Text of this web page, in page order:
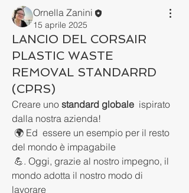
Ornella Zanini
15 aprile 2025
LANCIO DEL CORSAIR
PLASTIC WASTE
REMOVAL STANDARRD
(CPRS)
Creare uno standard globale ispirato
dalla nostra azienda!
🌍 Ed  essere un esempio per il resto
del mondo è impagabile
mondo adotta il nostro modo di
lavorare